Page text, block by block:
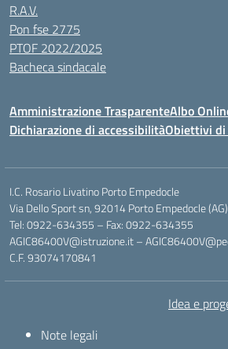
R.A.V.
Pon fse 2775
PTOF 2022/2025
Bacheca sindacale
Amministrazione TrasparenteAlbo
Dichiarazione di accessibilitàObiettivi
I.C. Rosario Livatino Porto Empedocle
Via Dello Sport sn, 92014 Porto Empedocle (AG)
Tel: 0922-634355 – Fax: 0922-634355
AGIC86400V@istruzione.it–
C.F. 93074170841
Idea e
Note legali